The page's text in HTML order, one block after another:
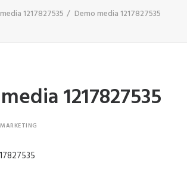
1217827535 Demo media 1217827535
1217827535
MARKETING